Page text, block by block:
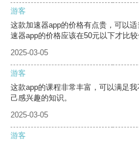
游客
这款加速器app的价格有点贵，可以
速器app的价格应该在50元以下才比较
2025-03-05
游客
这款app的课程非常丰富，可以满足
己感兴趣的知识。
2025-03-05
游客